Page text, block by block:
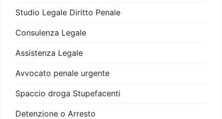
Studio Legale Diritto Penale
Consulenza Legale
Assistenza Legale
Avvocato penale urgente
Spaccio droga Stupefacenti
Detenzione o Arresto